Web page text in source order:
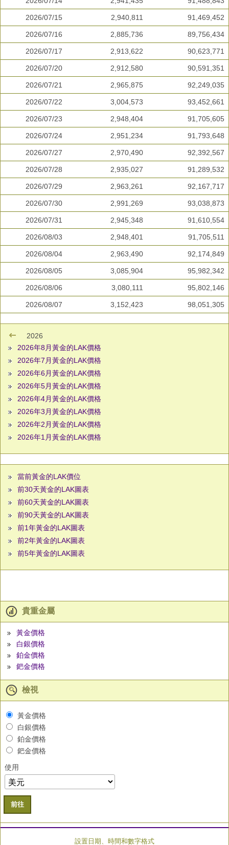
2026/07/15 2,940,811 91,469,452
2026/07/16 2,885,736 89,756,434
2026/07/17 2,913,622 90,623,771
2026/07/20 2,912,580 90,591,351
2026/07/21 2,965,875 92,249,035
2026/07/22 3,004,573 93,452,661
2026/07/23 2,948,404 91,705,605
2026/07/24 2,951,234 91,793,648
2026/07/27 2,970,490 92,392,567
2026/07/28 2,935,027 91,289,532
2026/07/29 2,963,261 92,167,717
2026/07/30 2,991,269 93,038,873
2026/07/31 2,945,348 91,610,554
2026/08/03 2,948,401 91,705,511
2026/08/04 2,963,490 92,174,849
2026/08/05 3,085,904 95,982,342
2026/08/06 3,080,111 95,802,146
2026/08/07 3,152,423 98,051,305
2026
2026年8月黃金的LAK價格
2026年7月黃金的LAK價格
2026年6月黃金的LAK價格
2026年5月黃金的LAK價格
2026年4月黃金的LAK價格
2026年3月黃金的LAK價格
2026年2月黃金的LAK價格
2026年1月黃金的LAK價格
當前黃金的LAK價位
前30天黃金的LAK圖表
前60天黃金的LAK圖表
前90天黃金的LAK圖表
前1年黃金的LAK圖表
前2年黃金的LAK圖表
前5年黃金的LAK圖表
貴重金屬
黃金價格
白銀價格
鉑金價格
鈀金價格
檢視
黃金價格
白銀價格
鉑金價格
鈀金價格
使用
前往
設置日期、時間和數字格式